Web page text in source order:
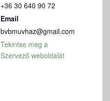
+36 30 640 90 72
Email
bvbmuvhaz@gmail.com
Tekintse meg a
Szervező weboldalát